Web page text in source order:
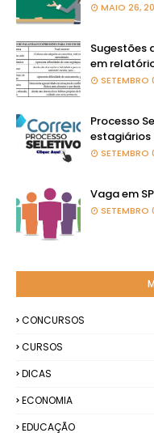
MAIO 26,
Sugestões
em
SETEMBRO
Processo
estagiários
SETEMBRO
Vaga em
SETEMBRO
CONCURSOS
CURSOS
DICAS
ECONOMIA
EDUCAÇÃO